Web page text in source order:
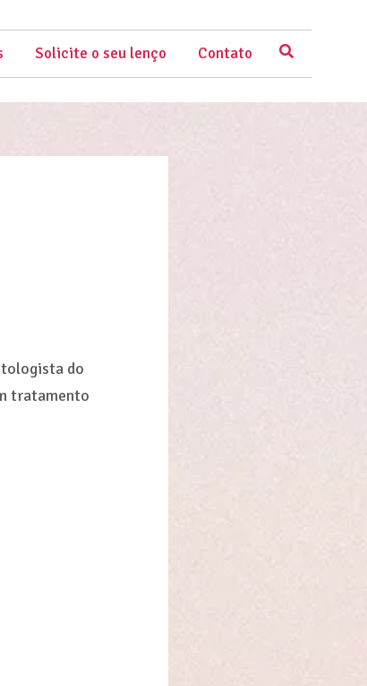
Solicite o seu lenço Contato
do
tratamento